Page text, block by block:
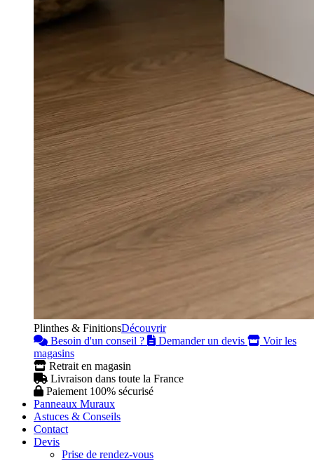
Plinthes & FinitionsDécouvrir
Besoin d'un conseil ?
Demander un devis
Voir les
magasins
Retrait en magasin
Livraison dans toute la France
Paiement 100% sécurisé
Panneaux Muraux
Astuces & Conseils
Contact
Devis
Prise de rendez-vous